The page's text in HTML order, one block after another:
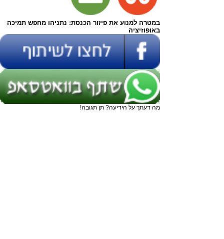
במטרה למנוע את פיזור הכנסת: נתניהו מחפש תמיכה
באופוזיציה
מה דעתך על הידיעה? תן תגובה!